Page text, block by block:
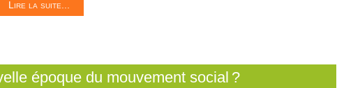
Lire la suite...
époque du mouvement social ?